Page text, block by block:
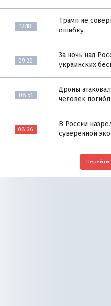
12:18
Трамп не
ошибку
09:20
За ночь над
украинских
08:51
Дроны
человек
08:36
В России
суверенной
Перейти